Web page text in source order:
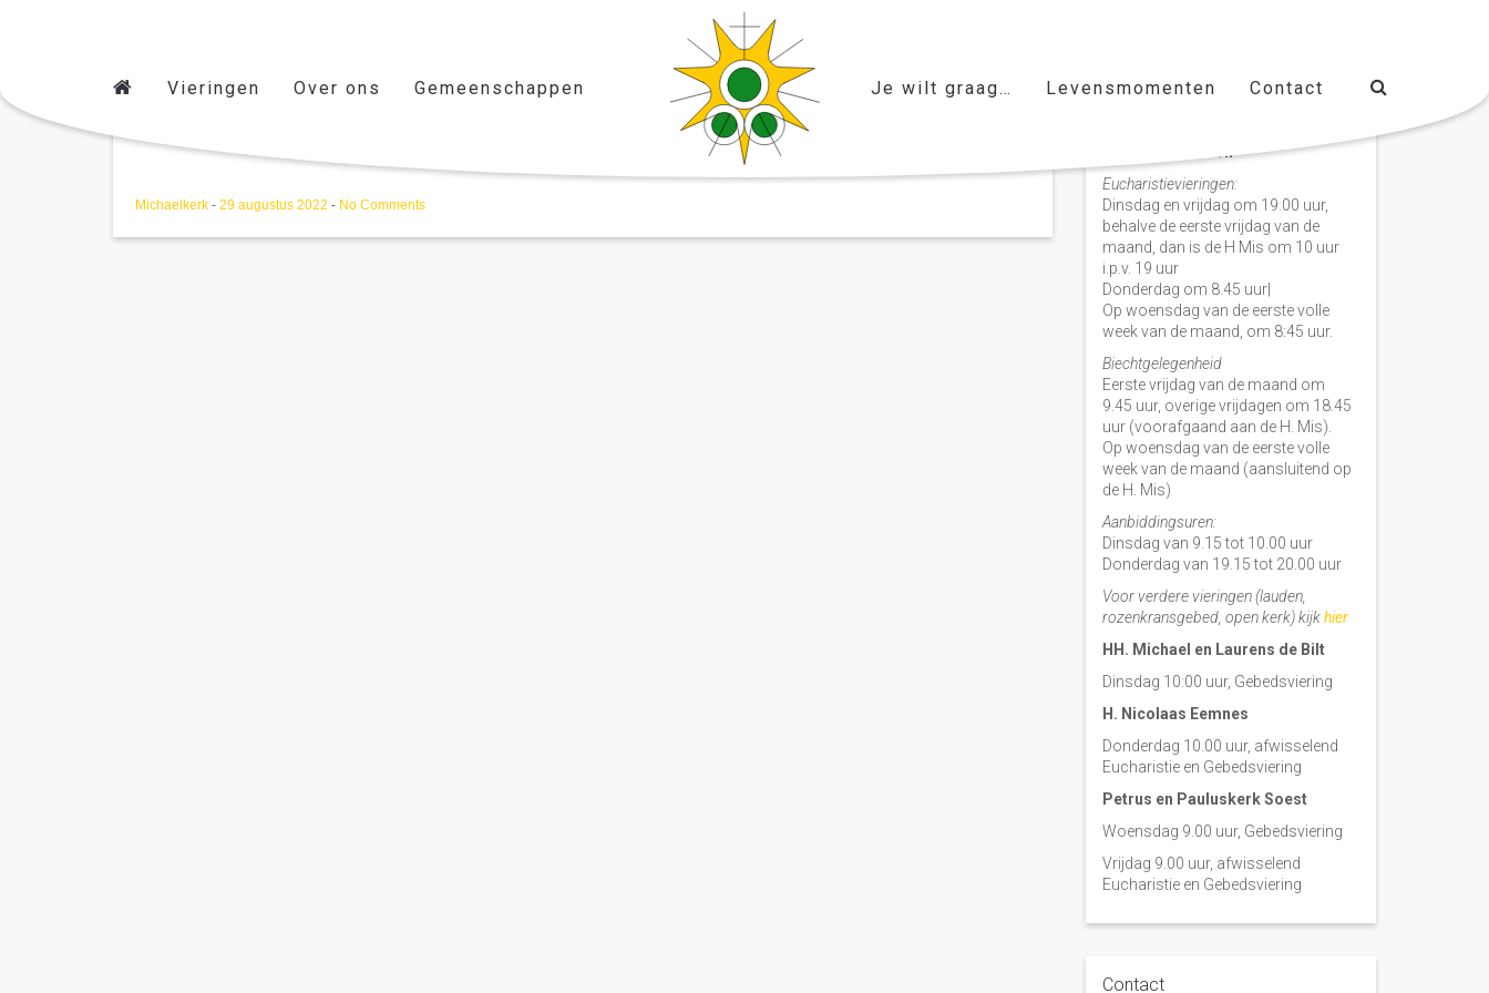
Vieringen Over ons Gemeenschappen Je wilt graag… Levensmomenten Contact
Michaelkerk - 29 augustus 2022 - No Comments
Vieringen door de week
H. Nicolaas Baarn
Eucharistievieringen:
Dinsdag en vrijdag om 19.00 uur,
behalve de eerste vrijdag van de
maand, dan is de H Mis om 10 uur
i.p.v. 19 uur
Donderdag om 8.45 uur|
Op woensdag van de eerste volle
week van de maand, om 8:45 uur.
Biechtgelegenheid
Eerste vrijdag van de maand om
9.45 uur, overige vrijdagen om 18.45
uur (voorafgaand aan de H. Mis).
Op woensdag van de eerste volle
week van de maand (aansluitend op
de H. Mis)
Aanbiddingsuren:
Dinsdag van 9.15 tot 10.00 uur
Donderdag van 19.15 tot 20.00 uur
Voor verdere vieringen (lauden,
rozenkransgebed, open kerk) kijkhier
HH. Michael en Laurens de Bilt
Dinsdag 10:00 uur, Gebedsviering
H. Nicolaas Eemnes
Donderdag 10.00 uur, afwisselend
Eucharistie en Gebedsviering
Petrus en Pauluskerk Soest
Woensdag 9.00 uur, Gebedsviering
Vrijdag 9.00 uur, afwisselend
Eucharistie en Gebedsviering
Contact